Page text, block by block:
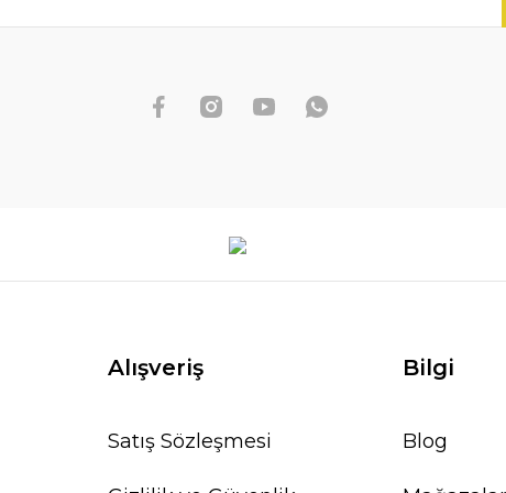
Alışveriş
Satış Sözleşmesi
Bilgi
Blog